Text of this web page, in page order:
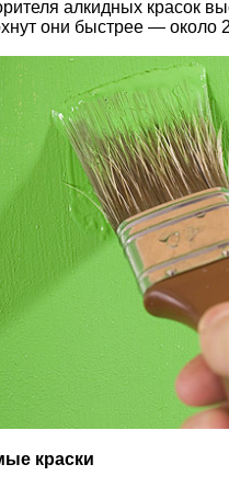
алкидных красок
они быстрее — около
краски